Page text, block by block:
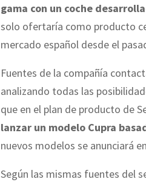
gama con un coche
solo ofertaría como producto
mercado español desde el
Fuentes de la compañía
analizando todas las
que en el plan de producto de
lanzar un modelo Cupra
nuevos modelos se anunciará
Según las mismas fuentes del